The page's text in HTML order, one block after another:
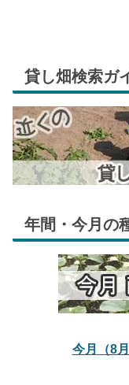
貸し畑検索ガ
年間・今月の
今月（8